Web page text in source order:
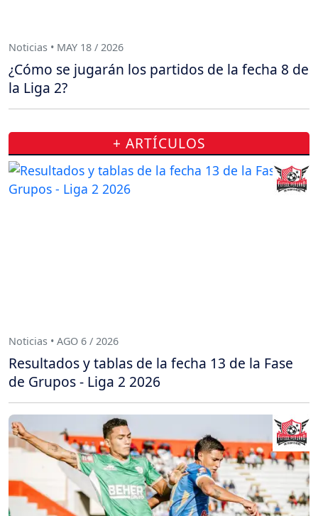
Noticias • MAY 18 / 2026
¿Cómo se jugarán los partidos de la fecha 8 de
la Liga 2?
+ ARTÍCULOS
Noticias • AGO 6 / 2026
Resultados y tablas de la fecha 13 de la Fase
de Grupos - Liga 2 2026